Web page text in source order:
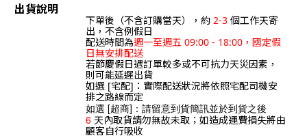
出貨說明
下單後（不含訂購當天），約 2-3 個工作天寄
出，不含例假日
配送時間為週一至週五 09:00 - 18:00，國定假
日無安排配送
若節慶假日遇訂單較多或不可抗力天災因素，
則可能延遲出貨
如選 [宅配]：實際配送狀況將依照宅配司機安
排之路線而定
如選 [超商]：請留意到貨簡訊並於到貨之後
6 天內取貨請勿無故未取；如造成運費損失將由
顧客自行吸收